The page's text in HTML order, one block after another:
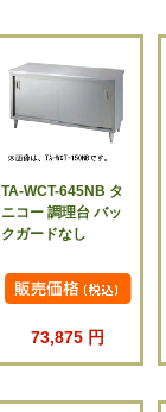
TA-WCT-645NB タ
ニコー 調理台 バッ
クガードなし
73,875 円